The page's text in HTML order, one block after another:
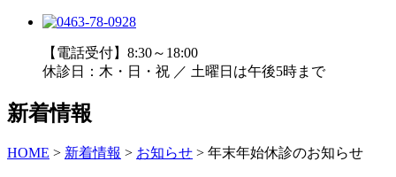
【電話受付】8:30～18:00
休診日：木・日・祝 ／ 土曜日は午後5時まで
新着情報
HOME > 新着情報 > お知らせ > 年末年始休診のお知らせ